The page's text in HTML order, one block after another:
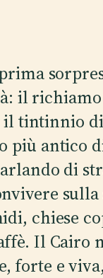
il richiamo
il tintinnio
più antico
di
chiese
Il Cairo
forte e